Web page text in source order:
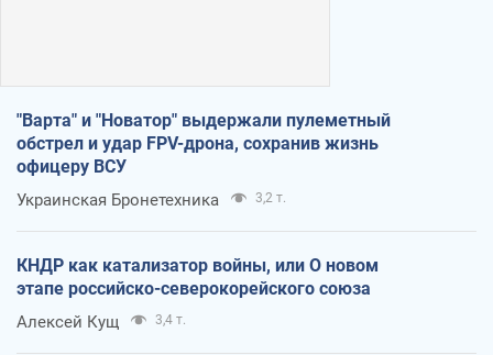
"Варта" и "Новатор" выдержали пулеметный
обстрел и удар FPV-дрона, сохранив жизнь
офицеру ВСУ
Украинская Бронетехника 3,2 т.
КНДР как катализатор войны, или О новом
этапе российско-северокорейского союза
Алексей Кущ 3,4 т.